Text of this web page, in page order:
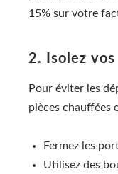
15% sur votre
2. Isolez
Pour éviter les
pièces chauffées
Fermez les
Utilisez des